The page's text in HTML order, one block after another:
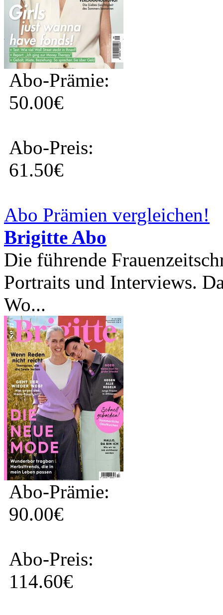
Abo-Prämie:
50.00€
Abo-Preis:
61.50€
Abo Prämien vergleichen!
Brigitte Abo
Die führende
Portraits und Interviews.
Wo...
Abo-Prämie:
90.00€
Abo-Preis:
114.60€